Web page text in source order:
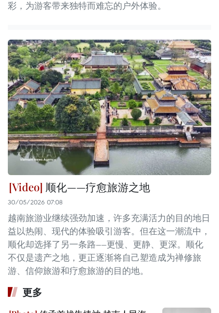
彩，为游客带来独特而难忘的户外体验。
顺化——疗愈旅游之地
30/05/2026 07:08
越南旅游业继续强劲加速，许多充满活力的目的地日
益以热闹、现代的体验吸引游客。但在这一潮流中，
顺化却选择了另一条路——更慢、更静、更深。顺化
不仅是遗产之地，更正逐渐将自己塑造成为禅修旅
游、信仰旅游和疗愈旅游的目的地。
更多